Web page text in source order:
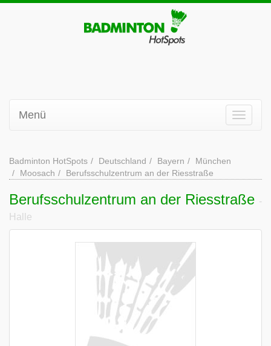
Menü
Badminton HotSpots Deutschland Bayern
München
Moosach
Berufsschulzentrum an der Riesstraße
Berufsschulzentrum an der Riesstraße -
Halle